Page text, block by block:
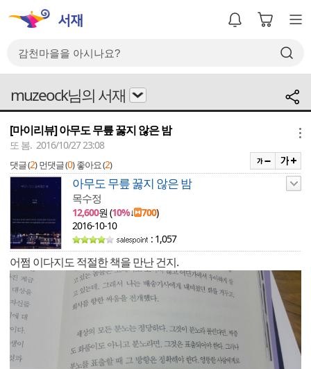
muzeock님의 서재
[마이리뷰] 아무도 무릎 꿇지 않은 밤
또 봄. 2016/10/27 23:08
댓글 (2) 먼댓글 (0) 좋아요 (2)
아무도 무릎 꿇지 않은 밤
목수정
12,600원 (10%↓ 700)
2016-10-10
: 1,057
어쩜 이다지도 적절한 책을 만난 건지.